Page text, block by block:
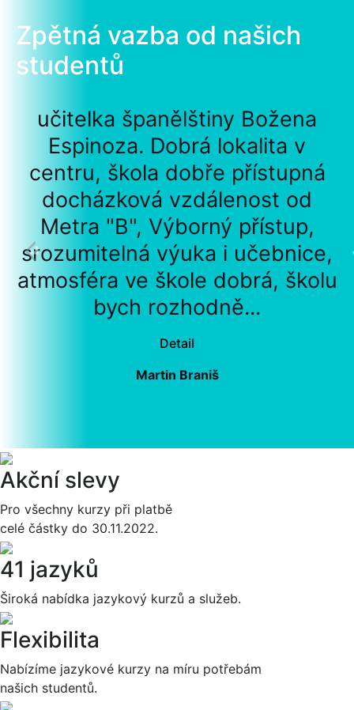
Zpětná vazba od našich
studentů
učitelka španělštiny Božena
Espinoza. Dobrá lokalita v
centru, škola dobře přístupná
docházková vzdálenost od
Metra "B", Výborný přístup,
srozumitelná výuka i učebnice,
atmosféra ve škole dobrá, školu
bych rozhodně...
Detail
Martin Braniš
Akční slevy
Pro všechny kurzy při platbě
celé částky do 30.11.2022.
41 jazyků
Široká nabídka jazykový kurzů a služeb.
Flexibilita
Nabízíme jazykové kurzy na míru potřebám
našich studentů.